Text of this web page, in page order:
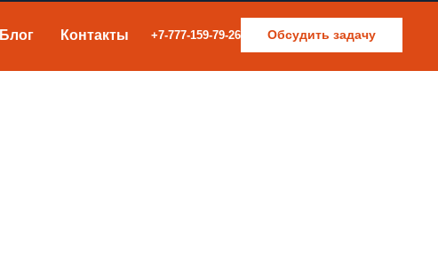
Блог Контакты +7-777-159-79-26 Обсудить задачу